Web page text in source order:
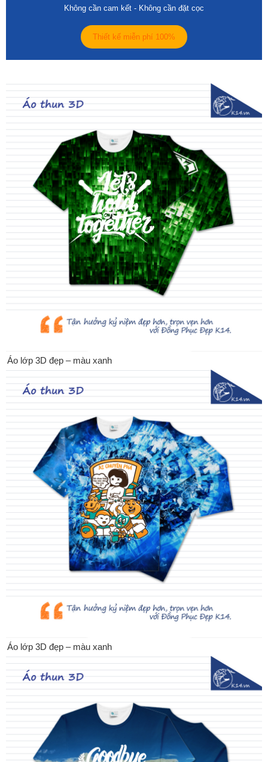
Không cần cam kết - Không cần đặt cọc
Thiết kế miễn phí 100%
Áo lớp 3D đẹp – màu xanh
Áo lớp 3D đẹp – màu xanh